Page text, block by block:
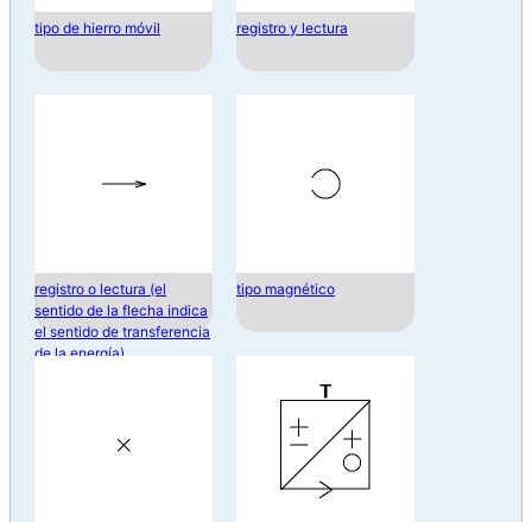
tipo de hierro móvil registro y lectura
registro o lectura (el
sentido de la flecha indica
el sentido de transferencia
de la energía)
tipo magnético